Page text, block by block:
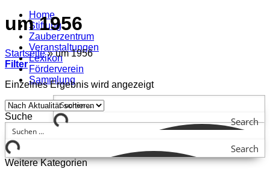
Home
Stiftung
Zauberzentrum
Veranstaltungen
Lexikon
Förderverein
Sammlung
Search
um 1956
Startseite » um 1956
Filter
Einzelnes Ergebnis wird angezeigt
Suche
Search
Weitere Kategorien